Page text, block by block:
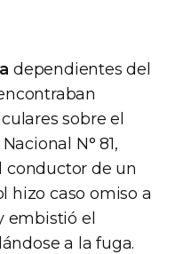
dependientes del
sobre el
N° 81,
conductor de un
hizo caso omiso a
embistió el
a la fuga.